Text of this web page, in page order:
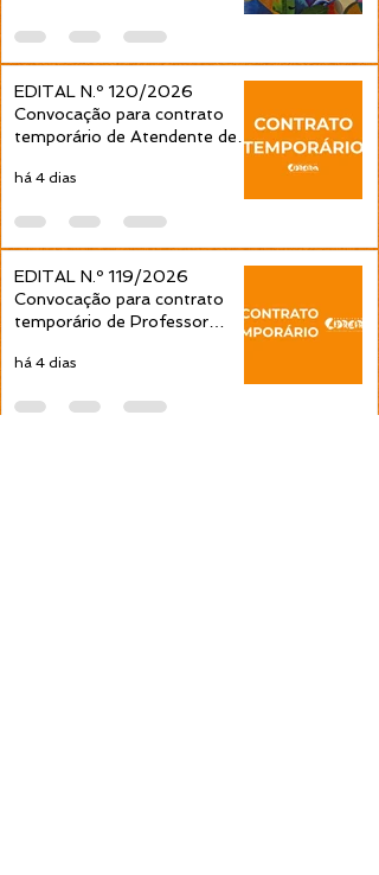
EDITAL N.º 120/2026
Convocação para contrato
temporário de Atendente de
pela Prefeitura de Cidreira
há 4 dias
EDITAL N.º 119/2026
Convocação para contrato
temporário de Professor
Séries é publicada pela
há 4 dias